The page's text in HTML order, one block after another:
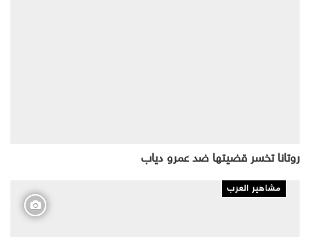
روتانا تخسر قضيتها ضد عمرو دياب
مشاهير العرب